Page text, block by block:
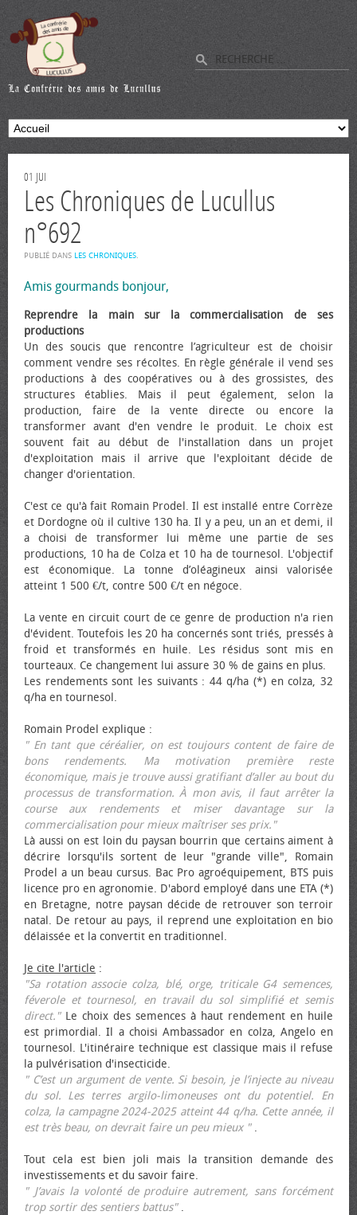
01 JUI
Les Chroniques de Lucullus
n°692
PUBLIÉ DANS LES CHRONIQUES.
Amis gourmands bonjour,
Reprendre la main sur la commercialisation de ses
productions
Un des soucis que rencontre l’agriculteur est de choisir
comment vendre ses récoltes. En règle générale il vend ses
productions à des coopératives ou à des grossistes, des
structures établies. Mais il peut également, selon la
production, faire de la vente directe ou encore la
transformer avant d'en vendre le produit. Le choix est
souvent fait au début de l'installation dans un projet
d'exploitation mais il arrive que l'exploitant décide de
changer d'orientation.
C'est ce qu'à fait Romain Prodel. Il est installé entre Corrèze
et Dordogne où il cultive 130 ha. Il y a peu, un an et demi, il
a choisi de transformer lui même une partie de ses
productions, 10 ha de Colza et 10 ha de tournesol. L'objectif
est économique. La tonne d’oléagineux ainsi valorisée
atteint 1 500 €/t, contre 500 €/t en négoce.
La vente en circuit court de ce genre de production n'a rien
d'évident. Toutefois les 20 ha concernés sont triés, pressés à
froid et transformés en huile. Les résidus sont mis en
tourteaux. Ce changement lui assure 30 % de gains en plus.
Les rendements sont les suivants : 44 q/ha (*) en colza, 32
q/ha en tournesol.
Romain Prodel explique :
" En tant que céréalier, on est toujours content de faire de
bons rendements. Ma motivation première reste
économique, mais je trouve aussi gratifiant d’aller au bout du
processus de transformation. À mon avis, il faut arrêter la
course aux rendements et miser davantage sur la
commercialisation pour mieux maîtriser ses prix."
Là aussi on est loin du paysan bourrin que certains aiment à
décrire lorsqu'ils sortent de leur "grande ville", Romain
Prodel a un beau cursus. Bac Pro agroéquipement, BTS puis
licence pro en agronomie. D'abord employé dans une ETA (*)
en Bretagne, notre paysan décide de retrouver son terroir
natal. De retour au pays, il reprend une exploitation en bio
délaissée et la convertit en traditionnel.
Je cite l'article :
"Sa rotation associe colza, blé, orge, triticale G4 semences,
féverole et tournesol, en travail du sol simplifié et semis
direct."Le choix des semences à haut rendement en huile
est primordial. Il a choisi Ambassador en colza, Angelo en
tournesol. L'itinéraire technique est classique mais il refuse
la pulvérisation d'insecticide.
" C’est un argument de vente. Si besoin, je l’injecte au niveau
du sol. Les terres argilo-limoneuses ont du potentiel. En
colza, la campagne 2024-2025 atteint 44 q/ha. Cette année, il
est très beau, on devrait faire un peu mieux ".
Tout cela est bien joli mais la transition demande des
investissements et du savoir faire.
" J’avais la volonté de produire autrement, sans forcément
trop sortir des sentiers battus".